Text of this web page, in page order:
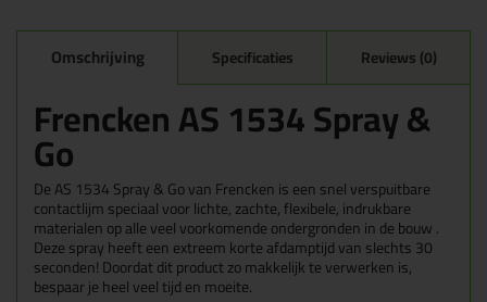
Omschrijving Specificaties Reviews (0)
Frencken AS 1534 Spray &
Go
De AS 1534 Spray & Go van Frencken is een snel verspuitbare
contactlijm speciaal voor lichte, zachte, flexibele, indrukbare
materialen op alle veel voorkomende ondergronden in de bouw .
Deze spray heeft een extreem korte afdamptijd van slechts 30
seconden! Doordat dit product zo makkelijk te verwerken is,
bespaar je heel veel tijd en moeite.